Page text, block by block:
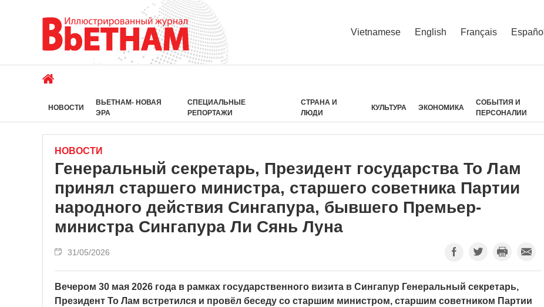
Vietnamese English Français Español
НОВОСТИ
ВЬЕТНАМ- НОВАЯ
ЭРА
СПЕЦИАЛЬНЫЕ
РЕПОРТАЖИ
СТРАНА И
ЛЮДИ
КУЛЬТУРА ЭКОНОМИКА
СОБЫТИЯ И
ПЕРСОНАЛИИ
НОВОСТИ
Генеральный секретарь, Президент государства То Лам
принял старшего министра, старшего советника Партии
народного действия Сингапура, бывшего Премьер-
министра Сингапура Ли Сянь Луна
31/05/2026
Вечером 30 мая 2026 года в рамках государственного визита в Сингапур Генеральный секретарь,
Президент То Лам встретился и провёл беседу со старшим министром, старшим советником Партии